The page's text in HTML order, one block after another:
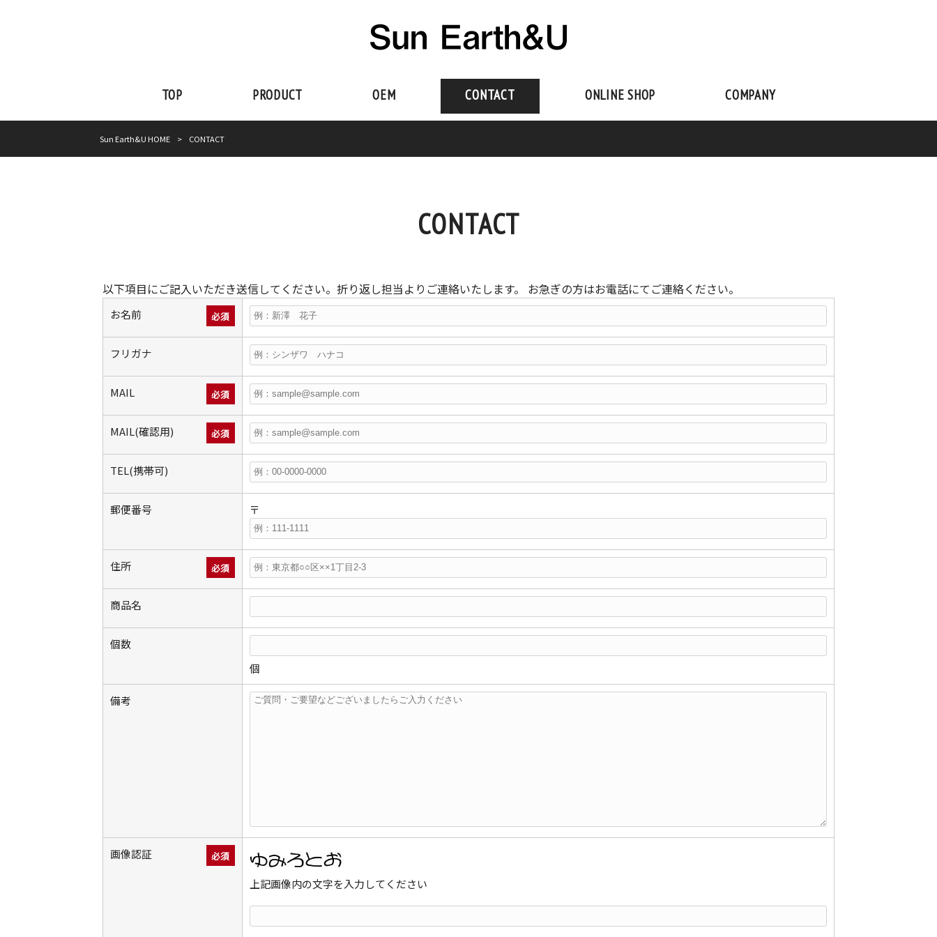
TOP PRODUCT OEM CONTACT ONLINE SHOP COMPANY
Sun Earth&U HOME > CONTACT
CONTACT
以下項目にご記入いただき送信してください。折り返し担当よりご連絡いたします。 お急ぎの方はお電話にてご連絡ください。
お名前 必須
フリガナ
MAIL 必須
MAIL(確認用) 必須
TEL(携帯可)
郵便番号 〒
住所 必須
商品名
個数
個
備考
画像認証 必須
上記画像内の文字を入力してください